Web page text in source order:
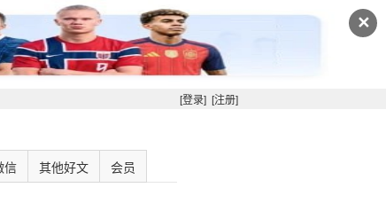
✕
[登录] [注册]
信 其他好文 会员